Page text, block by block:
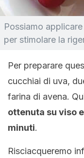
Possiamo
per stimolare la
Per preparare
cucchiai di uva,
farina di avena.
ottenuta su viso
minuti.
Risciacqueremo